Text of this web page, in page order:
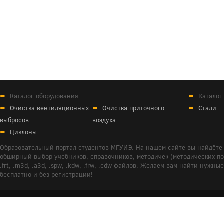
Каталог оборудования
Очистка вентиляционных
выбросов
Очистка приточного
воздуха
Циклоны
Стали
Образовательный портал студентов МГУИЭ. На нашем сайте вы
обширный выбор учебников, справочников, методичек (методических
.frt, .m3d, .a3d, .spw, .kdw, .frw, .cdw файлов. Желаем вам найти
бесплатно и без регистрации!